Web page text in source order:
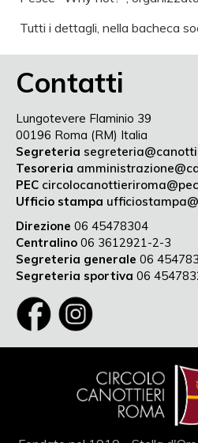
Tutti i dettagli, nella bacheca
Contatti
Lungotevere Flaminio 39
00196 Roma (RM) Italia
Segreteria
Tesoreria
PEC
Ufficio stampa
Direzione 06 45478304
Centralino 06 3612921-2-3
Segreteria generale 06
Segreteria sportiva 06